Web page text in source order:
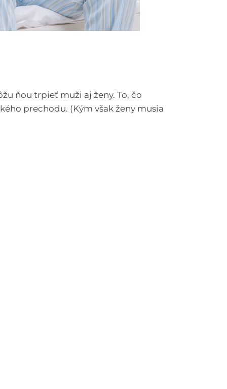
ňou trpieť muži aj ženy. To, čo
prechodu. (Kým však ženy musia